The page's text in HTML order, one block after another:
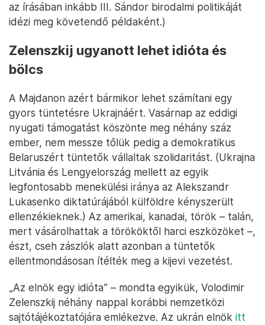
az írásában inkább III. Sándor birodalmi politikáját
idézi meg követendő példaként.)
Zelenszkij ugyanott lehet idióta és
bölcs
A Majdanon azért bármikor lehet számítani egy
gyors tüntetésre Ukrajnáért. Vasárnap az eddigi
nyugati támogatást köszönte meg néhány száz
ember, nem messze tőlük pedig a demokratikus
Belaruszért tüntetők vállaltak szolidaritást. (Ukrajna
Litvánia és Lengyelország mellett az egyik
legfontosabb menekülési iránya az Alekszandr
Lukasenko diktatúrájából külföldre kényszerült
ellenzékieknek.) Az amerikai, kanadai, török – talán,
mert vásárolhattak a törököktől harci eszközöket –,
észt, cseh zászlók alatt azonban a tüntetők
ellentmondásosan ítélték meg a kijevi vezetést.
„Az elnök egy idióta” – mondta egyikük, Volodimir
Zelenszkij néhány nappal korábbi nemzetközi
sajtótájékoztatójára emlékezve. Az ukrán elnök itt